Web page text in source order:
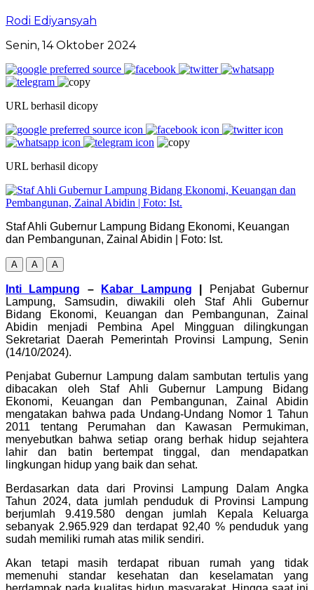
Rodi Ediyansyah
Senin, 14 Oktober 2024
URL berhasil dicopy
URL berhasil dicopy
Staf Ahli Gubernur Lampung Bidang Ekonomi, Keuangan
dan Pembangunan, Zainal Abidin | Foto: Ist.
A A A
Inti Lampung – Kabar Lampung
Penjabat Gubernur
Lampung, Samsudin, diwakili oleh Staf Ahli Gubernur
Bidang Ekonomi, Keuangan dan Pembangunan, Zainal
Abidin menjadi Pembina Apel Mingguan dilingkungan
Sekretariat Daerah Pemerintah Provinsi Lampung, Senin
(14/10/2024).
Penjabat Gubernur Lampung dalam sambutan tertulis yang
dibacakan oleh Staf Ahli Gubernur Lampung Bidang
Ekonomi, Keuangan dan Pembangunan, Zainal Abidin
mengatakan bahwa pada Undang-Undang Nomor 1 Tahun
2011 tentang Perumahan dan Kawasan Permukiman,
menyebutkan bahwa setiap orang berhak hidup sejahtera
lahir dan batin bertempat tinggal, dan mendapatkan
lingkungan hidup yang baik dan sehat.
Berdasarkan data dari Provinsi Lampung Dalam Angka
Tahun 2024, data jumlah penduduk di Provinsi Lampung
berjumlah 9.419.580 dengan jumlah Kepala Keluarga
sebanyak 2.965.929 dan terdapat 92,40 % penduduk yang
sudah memiliki rumah atas milik sendiri.
Akan tetapi masih terdapat ribuan rumah yang tidak
memenuhi standar kesehatan dan keselamatan yang